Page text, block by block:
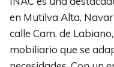
en Mutilva Alta,
calle Cam. de
mobiliario que se